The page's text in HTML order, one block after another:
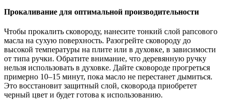
Прокаливание для оптимальной производительности
Чтобы прокалить сковороду, нанесите тонкий слой рапсового
масла на сухую поверхность. Разогрейте сковороду до
высокой температуры на плите или в духовке, в зависимости
от типа ручки. Обратите внимание, что деревянную ручку
нельзя использовать в духовке. Дайте сковороде прогреться
примерно 10–15 минут, пока масло не перестанет дымиться.
Это восстановит защитный слой, сковорода приобретет
черный цвет и будет готова к использованию.